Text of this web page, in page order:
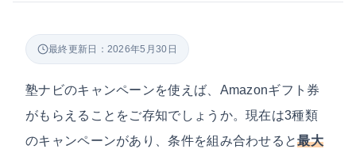
最終更新日：2026年5月30日
塾ナビのキャンペーンを使えば、Amazonギフト券
がもらえることをご存知でしょうか。現在は3種類
のキャンペーンがあり、条件を組み合わせると最大